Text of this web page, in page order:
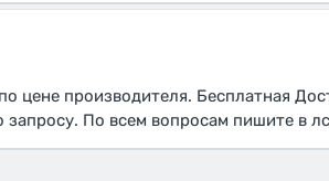
цене производителя. Бесплатная
Пo вceм вoпpocaм пишитe в